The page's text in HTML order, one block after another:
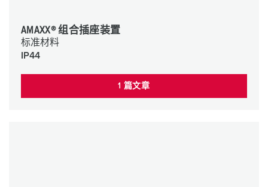
AMAXX® 组合插座装置
标准材料
IP44
1 篇文章